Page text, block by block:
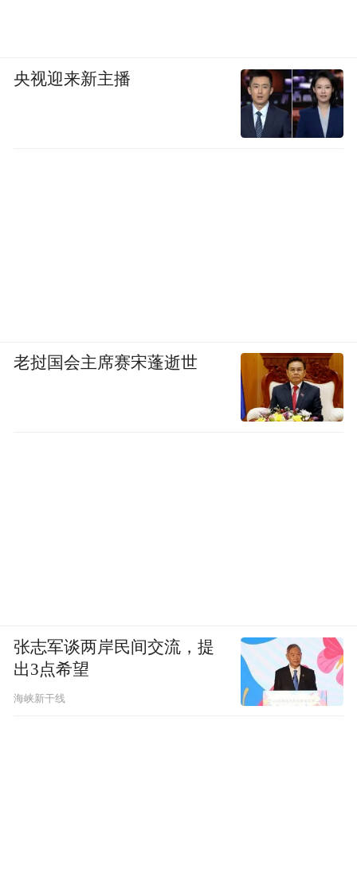
央视迎来新主播
老挝国会主席赛宋蓬逝世
张志军谈两岸民间交流，提
出3点希望
海峡新干线